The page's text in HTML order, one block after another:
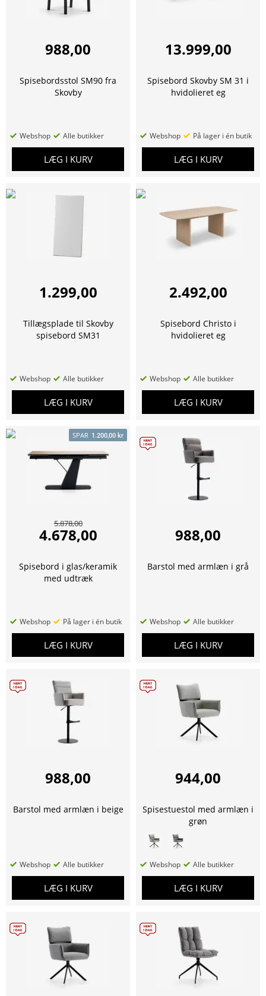
988,00
Spisebordsstol SM90 fra
Skovby
Webshop Alle butikker
LÆG I KURV
13.999,00
Spisebord Skovby SM 31 i
hvidolieret eg
Webshop På lager i én butik
LÆG I KURV
1.299,00
Tillægsplade til Skovby
spisebord SM31
Webshop Alle butikker
LÆG I KURV
2.492,00
Spisebord Christo i
hvidolieret eg
Webshop Alle butikker
LÆG I KURV
SPAR 1.200,00 kr
5.878,00
4.678,00
Spisebord i glas/keramik
med udtræk
Webshop På lager i én butik
LÆG I KURV
988,00
Barstol med armlæn i grå
Webshop Alle butikker
LÆG I KURV
988,00
Barstol med armlæn i beige
Webshop Alle butikker
LÆG I KURV
944,00
Spisestuestol med armlæn i
grøn
Webshop Alle butikker
LÆG I KURV